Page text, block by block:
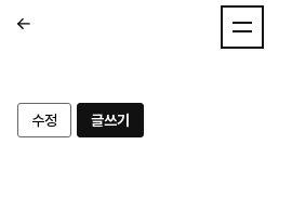
수정 글쓰기